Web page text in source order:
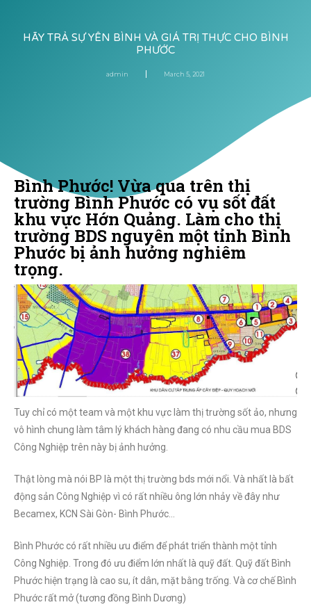
HÃY TRẢ SỰ YÊN BÌNH VÀ GIÁ TRỊ THỰC CHO BÌNH
PHƯỚC
admin March 5, 2021
Bình Phước! Vừa qua trên thị
trường Bình Phước có vụ sốt đất
khu vực Hớn Quảng. Làm cho thị
trường BDS nguyên một tỉnh Bình
Phước bị ảnh hưởng nghiêm
trọng.
Tuy chỉ có một team và một khu vực làm thị trường sốt ảo, nhưng
vô hình chung làm tâm lý khách hàng đang có nhu cầu mua BDS
Công Nghiệp trên này bị ảnh hưởng.
Thật lòng mà nói BP là một thị trường bds mới nổi. Và nhất là bất
động sản Công Nghiệp vì có rất nhiều ông lớn nhảy về đây như
Becamex, KCN Sài Gòn- Bình Phước…
Bình Phước có rất nhiều ưu điểm để phát triển thành một tỉnh
Công Nghiệp. Trong đó ưu điểm lớn nhất là quỹ đất. Quỹ đất Bình
Phước hiện trạng là cao su, ít dân, mặt bằng trống. Và cơ chế Bình
Phước rất mở (tương đồng Bình Dương)